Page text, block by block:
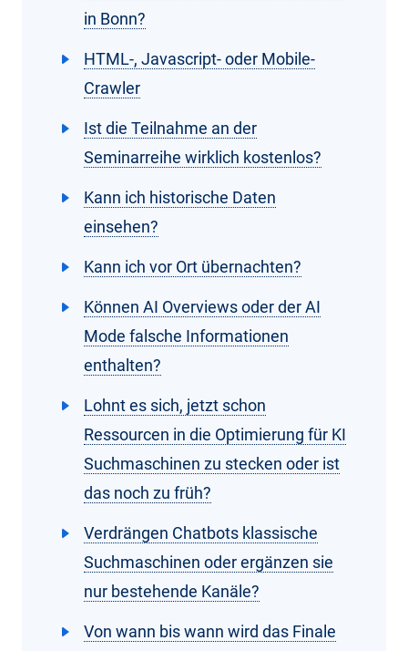
in Bonn?
HTML-, Javascript- oder Mobile-
Crawler
Ist die Teilnahme an der
Seminarreihe wirklich kostenlos?
Kann ich historische Daten
einsehen?
Kann ich vor Ort übernachten?
Können AI Overviews oder der AI
Mode falsche Informationen
enthalten?
Lohnt es sich, jetzt schon
Ressourcen in die Optimierung für KI
Suchmaschinen zu stecken oder ist
das noch zu früh?
Verdrängen Chatbots klassische
Suchmaschinen oder ergänzen sie
nur bestehende Kanäle?
Von wann bis wann wird das Finale